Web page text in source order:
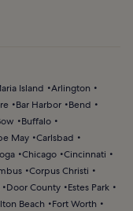
Island
Arlington
Bar Harbor
Bend
Buffalo
May Carlsbad
Chicago Cincinnati
Corpus Christi
Door County
Estes Park
Beach
Fort Worth